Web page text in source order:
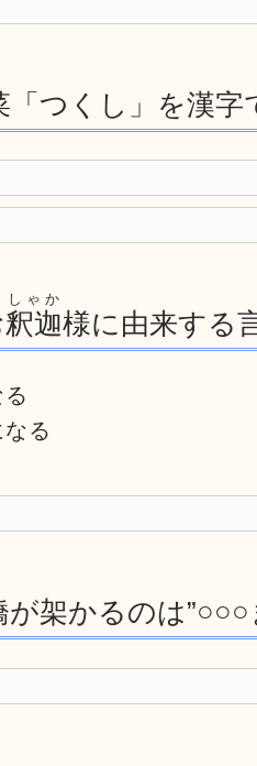
つくし」を漢字
釈迦
しゃか
様に由来する
る
架かるのは”○○○